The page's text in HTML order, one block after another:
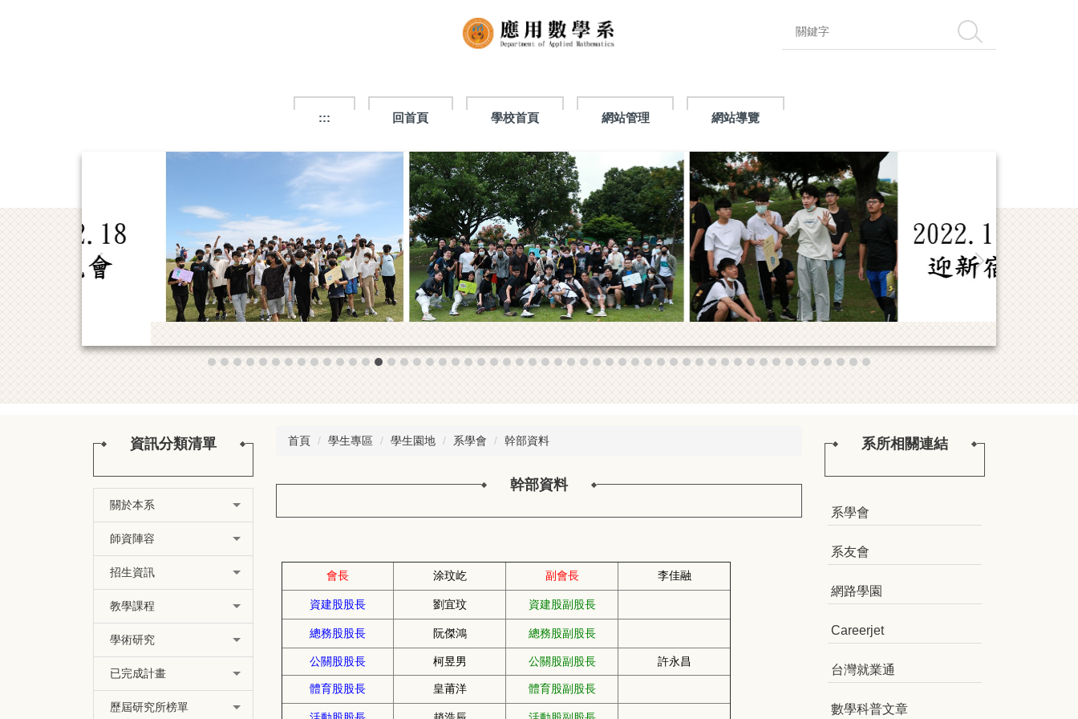
搜尋
::: 回首頁 學校首頁 網站管理 網站導覽
資訊分類清單
關於本系
師資陣容
招生資訊
教學課程
學術研究
已完成計畫
歷屆研究所榜單
首頁 學生專區 學生園地 系學會 幹部資料
幹部資料
會長 涂玟屹 副會長 李佳融
資建股股長 劉宜玟 資建股副股長
總務股股長 阮傑鴻 總務股副股長
公關股股長 柯昱男 公關股副股長 許永昌
體育股股長 皇莆洋 體育股副股長
系所相關連結
系學會
系友會
網路學園
Careerjet
台灣就業通
數學科普文章